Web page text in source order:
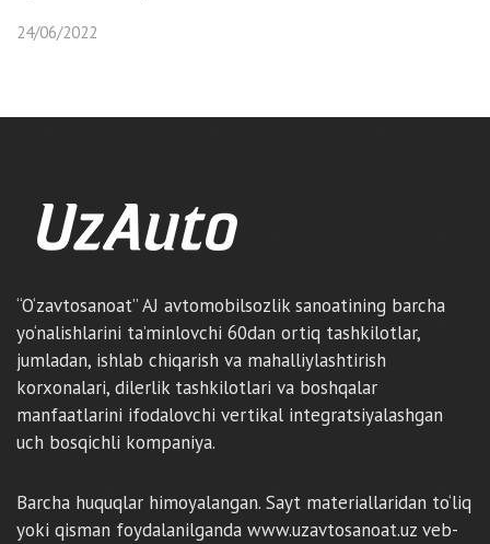
24/06/2022
“O‘zavtosanoat” AJ avtomobilsozlik sanoatining barcha
yo‘nalishlarini ta’minlovchi 60dan ortiq tashkilotlar,
jumladan, ishlab chiqarish va mahalliylashtirish
korxonalari, dilerlik tashkilotlari va boshqalar
manfaatlarini ifodalovchi vertikal integratsiyalashgan
uch bosqichli kompaniya.
Barcha huquqlar himoyalangan. Sayt materiallaridan to‘liq
yoki qisman foydalanilganda www.uzavtosanoat.uz veb-